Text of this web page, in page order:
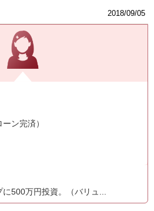
2018/09/05
ン完済）
500万円投資。（バリュ...